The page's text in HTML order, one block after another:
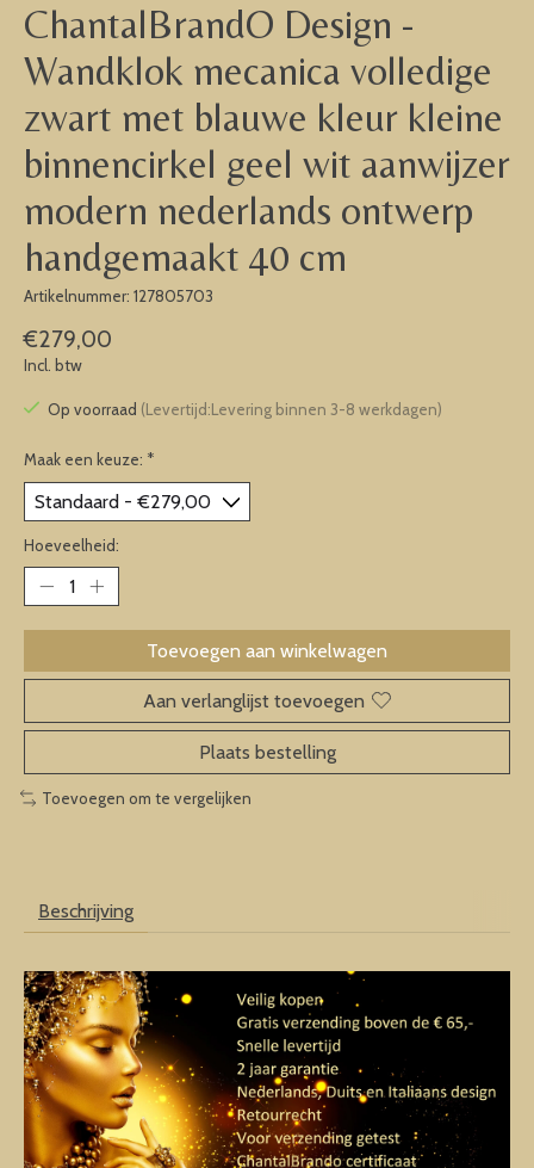
ChantalBrandO Design -
Wandklok mecanica volledige
zwart met blauwe kleur kleine
binnencirkel geel wit aanwijzer
modern nederlands ontwerp
handgemaakt 40 cm
Artikelnummer: 127805703
€279,00
Incl. btw
Op voorraad (Levertijd:Levering binnen 3-8 werkdagen)
Maak een keuze: *
Hoeveelheid:
Toevoegen aan winkelwagen
Aan verlanglijst toevoegen
Plaats bestelling
Toevoegen om te vergelijken
Beschrijving